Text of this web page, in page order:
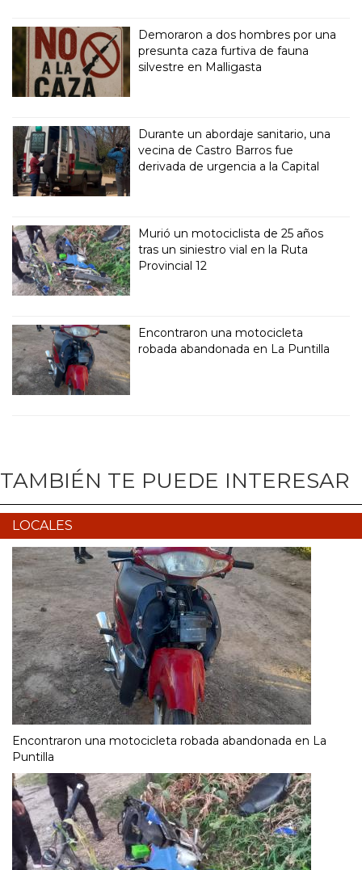
Demoraron a dos hombres por una
presunta caza furtiva de fauna
silvestre en Malligasta
Durante un abordaje sanitario, una
vecina de Castro Barros fue
derivada de urgencia a la Capital
Murió un motociclista de 25 años
tras un siniestro vial en la Ruta
Provincial 12
Encontraron una motocicleta
robada abandonada en La Puntilla
TAMBIÉN TE PUEDE INTERESAR
LOCALES
Encontraron una motocicleta robada abandonada en La
Puntilla